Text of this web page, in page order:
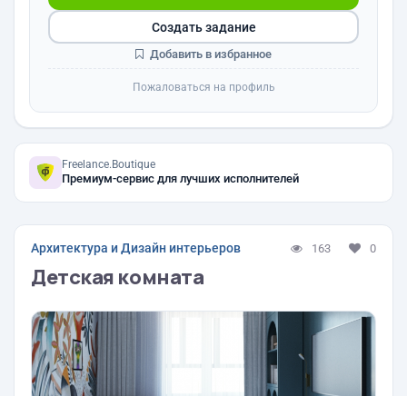
Создать задание
Добавить в избранное
Пожаловаться на профиль
Freelance.Boutique
Премиум-сервис для лучших исполнителей
Архитектура и Дизайн интерьеров 163 0
Детская комната